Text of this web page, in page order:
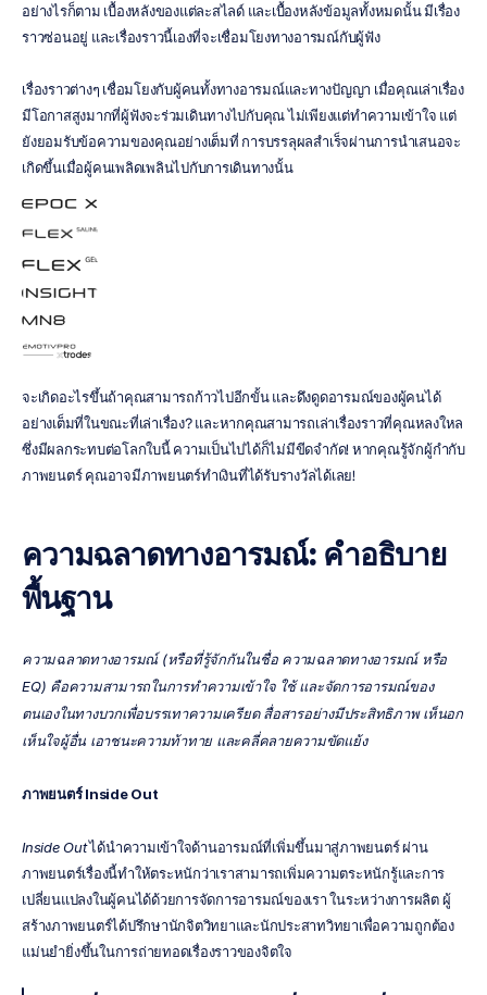
อย่างไรก็ตาม เบื้องหลังของแต่ละสไลด์ และเบื้องหลังข้อมูลทั้งหมดนั้น มีเรื่อง
ราวซ่อนอยู่ และเรื่องราวนี้เองที่จะเชื่อมโยงทางอารมณ์กับผู้ฟัง
เรื่องราวต่างๆ เชื่อมโยงกับผู้คนทั้งทางอารมณ์และทางปัญญา เมื่อคุณเล่าเรื่อง
มีโอกาสสูงมากที่ผู้ฟังจะร่วมเดินทางไปกับคุณ ไม่เพียงแต่ทำความเข้าใจ แต่
ยังยอมรับข้อความของคุณอย่างเต็มที่ การบรรลุผลสำเร็จผ่านการนำเสนอจะ
เกิดขึ้นเมื่อผู้คนเพลิดเพลินไปกับการเดินทางนั้น
จะเกิดอะไรขึ้นถ้าคุณสามารถก้าวไปอีกขั้น และดึงดูดอารมณ์ของผู้คนได้
อย่างเต็มที่ในขณะที่เล่าเรื่อง? และหากคุณสามารถเล่าเรื่องราวที่คุณหลงใหล
ซึ่งมีผลกระทบต่อโลกใบนี้ ความเป็นไปได้ก็ไม่มีขีดจำกัด! หากคุณรู้จักผู้กำกับ
ภาพยนตร์ คุณอาจมีภาพยนตร์ทำเงินที่ได้รับรางวัลได้เลย!
ความฉลาดทางอารมณ์: คำอธิบาย
พื้นฐาน
ความฉลาดทางอารมณ์ (หรือที่รู้จักกันในชื่อ ความฉลาดทางอารมณ์ หรือ
EQ) คือความสามารถในการทำความเข้าใจ ใช้ และจัดการอารมณ์ของ
ตนเองในทางบวกเพื่อบรรเทาความเครียด สื่อสารอย่างมีประสิทธิภาพ เห็นอก
เห็นใจผู้อื่น เอาชนะความท้าทาย และคลี่คลายความขัดแย้ง
ภาพยนตร์ Inside Out
Inside Out ได้นำความเข้าใจด้านอารมณ์ที่เพิ่มขึ้นมาสู่ภาพยนตร์ ผ่าน
ภาพยนตร์เรื่องนี้ทำให้ตระหนักว่าเราสามารถเพิ่มความตระหนักรู้และการ
เปลี่ยนแปลงในผู้คนได้ด้วยการจัดการอารมณ์ของเรา ในระหว่างการผลิต ผู้
สร้างภาพยนตร์ได้ปรึกษานักจิตวิทยาและนักประสาทวิทยาเพื่อความถูกต้อง
แม่นยำยิ่งขึ้นในการถ่ายทอดเรื่องราวของจิตใจ